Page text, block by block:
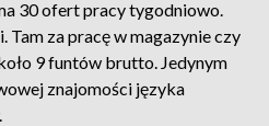
30 ofert pracy tygodniowo.
za pracę w magazynie czy
9 funtów brutto. Jedynym
znajomości języka